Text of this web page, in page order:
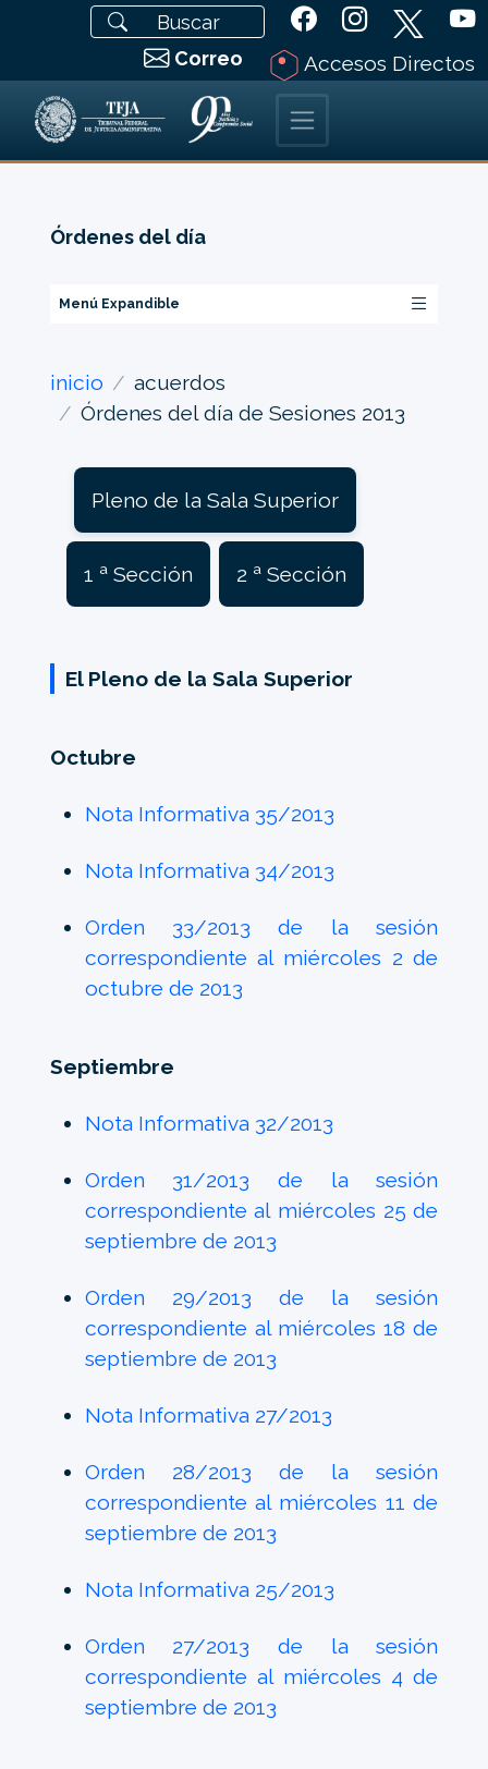
Correo Accesos Directos
Órdenes del día
Menú Expandible
inicio
acuerdos
Órdenes del día de Sesiones 2013
Pleno de la Sala Superior
1 ª Sección 2 ª Sección
El Pleno de la Sala Superior
Octubre
Nota Informativa 35/2013
Nota Informativa 34/2013
Orden 33/2013 de la sesión
correspondiente al miércoles 2 de
octubre de 2013
Septiembre
Nota Informativa 32/2013
Orden 31/2013 de la sesión
correspondiente al miércoles 25 de
septiembre de 2013
Orden 29/2013 de la sesión
correspondiente al miércoles 18 de
septiembre de 2013
Nota Informativa 27/2013
Orden 28/2013 de la sesión
correspondiente al miércoles 11 de
septiembre de 2013
Nota Informativa 25/2013
Orden 27/2013 de la sesión
correspondiente al miércoles 4 de
septiembre de 2013